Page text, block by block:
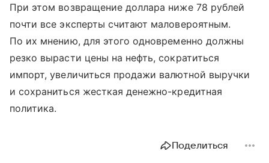
При этом возвращение доллара ниже 78 рублей
почти все эксперты считают маловероятным.
По их мнению, для этого одновременно должны
резко вырасти цены на нефть, сократиться
импорт, увеличиться продажи валютной выручки
и сохраниться жесткая денежно-кредитная
политика.
Поделиться